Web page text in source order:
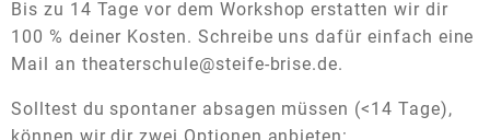
Bis zu 14 Tage vor dem Workshop erstatten wir dir
100 % deiner Kosten. Schreibe uns dafür einfach eine
Mail an theaterschule@steife-brise.de.
Solltest du spontaner absagen müssen (<14 Tage),